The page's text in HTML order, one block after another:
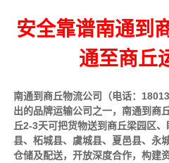
安全靠谱南通到
通至商丘
南通到商丘物流公司（电话：
出的品牌运输公司之一，南通到商
丘2-3天可把货物送到商丘梁园区、
县、柘城县、虞城县、夏邑县、永城
仓储及配送，开放深度合作，构建